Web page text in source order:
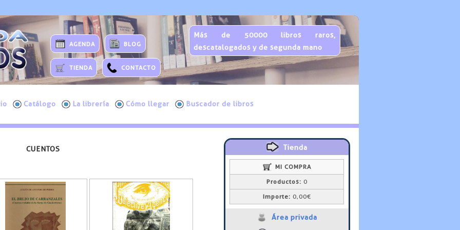
AGENDA BLOG
TIENDA CONTACTO
Más de 50000 libros raros,
descatalogados y de segunda mano
Catálogo La librería Cómo llegar Buscador de libros
CUENTOS Tienda
MI COMPRA
Productos: 0
Importe: 0,00€
Área privada